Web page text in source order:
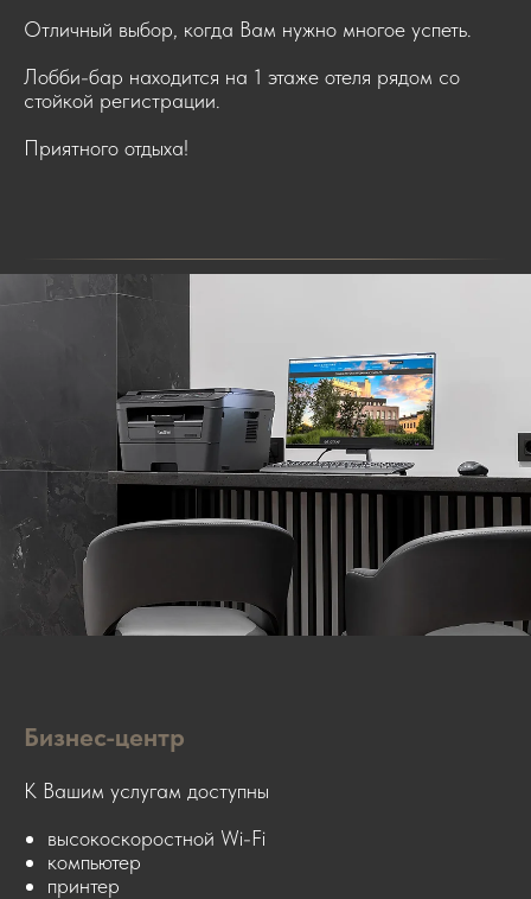
Отличный выбор, когда Вам нужно многое успеть.
Лобби-бар находится на 1 этаже отеля рядом со
стойкой регистрации.
Приятного отдыха!
Бизнес-центр
К Вашим услугам доступны
высокоскоростной Wi-Fi
компьютер
принтер